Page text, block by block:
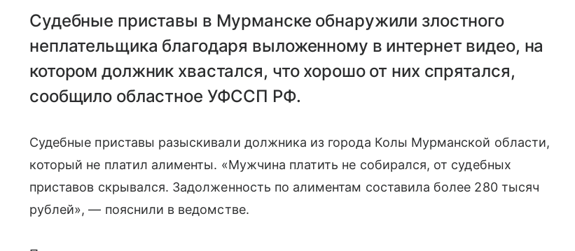
Судебные приставы в Мурманске обнаружили злостного
неплательщика благодаря выложенному в интернет видео, на
котором должник хвастался, что хорошо от них спрятался,
сообщило областное УФССП РФ.
Судебные приставы разыскивали должника из города Колы Мурманской области,
который не платил алименты. «Мужчина платить не собирался, от судебных
приставов скрывался. Задолженность по алиментам составила более 280 тысяч
рублей», — пояснили в ведомстве.